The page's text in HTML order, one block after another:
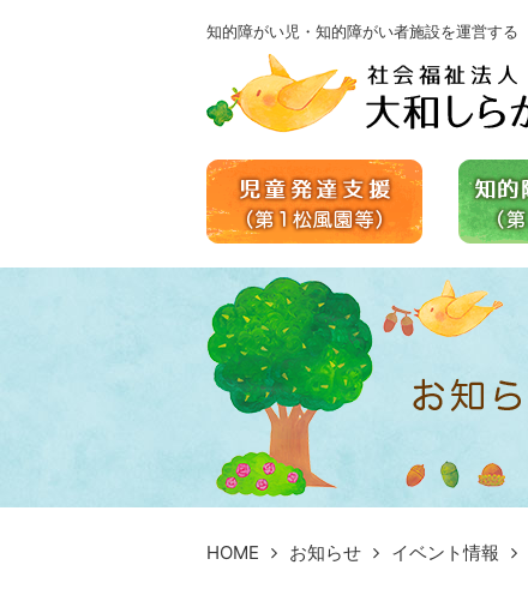
知的障がい児・知的障がい者施設を運営する
HOME お知らせ イベント情報